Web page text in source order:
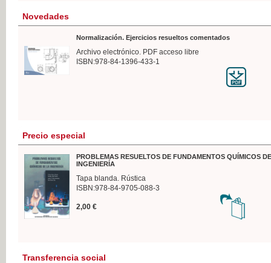
Novedades
Normalización. Ejercicios resueltos comentados
Archivo electrónico. PDF acceso libre
ISBN:978-84-1396-433-1
Precio especial
PROBLEMAS RESUELTOS DE FUNDAMENTOS QUÍMICOS
INGENIERÍA
Tapa blanda. Rústica
ISBN:978-84-9705-088-3
2,00 €
Transferencia social